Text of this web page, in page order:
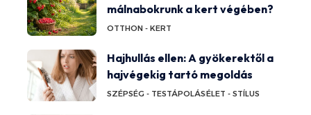
málnabokrunk a kert végében?
OTTHON - KERT
Hajhullás ellen: A gyökerektől a
hajvégekig tartó megoldás
SZÉPSÉG - TESTÁPOLÁSÉLET - STÍLUS